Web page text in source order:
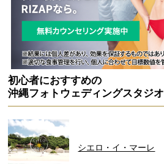
初心者におすすめの
沖縄フォトウェディングスタジオ
シエロ・イ・マーレ